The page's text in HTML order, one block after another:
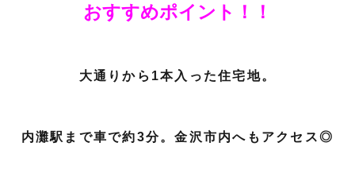
おすすめポイント！！
大通りから1本入った住宅地。
内灘駅まで車で約3分。金沢市内へもアクセス◎